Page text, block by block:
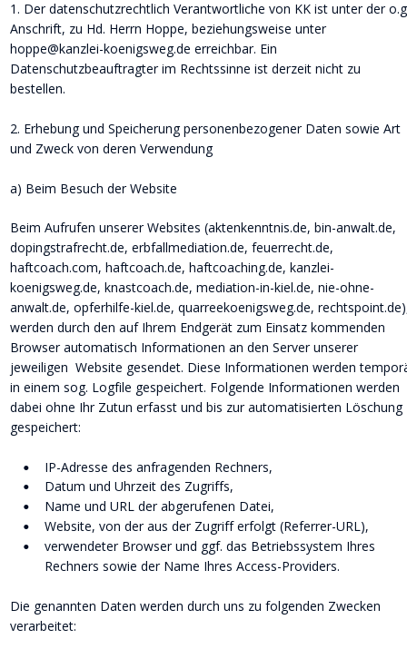
1. Der datenschutzrechtlich Verantwortliche von KK ist unter der
Anschrift, zu Hd. Herrn Hoppe, beziehungsweise unter
hoppe@kanzlei-koenigsweg.de erreichbar. Ein
Datenschutzbeauftragter im Rechtssinne ist derzeit nicht zu
bestellen.
2. Erhebung und Speicherung personenbezogener Daten sowie Art
und Zweck von deren Verwendung
a) Beim Besuch der Website
Beim Aufrufen unserer Websites (aktenkenntnis.de, bin-anwalt.de,
dopingstrafrecht.de, erbfallmediation.de, feuerrecht.de,
haftcoach.com, haftcoach.de, haftcoaching.de, kanzlei-
koenigsweg.de, knastcoach.de, mediation-in-kiel.de, nie-ohne-
anwalt.de, opferhilfe-kiel.de, quarreekoenigsweg.de,
werden durch den auf Ihrem Endgerät zum Einsatz kommenden
Browser automatisch Informationen an den Server unserer
jeweiligen  Website gesendet. Diese Informationen werden
in einem sog. Logfile gespeichert. Folgende Informationen werden
dabei ohne Ihr Zutun erfasst und bis zur automatisierten Löschung
gespeichert:
• IP-Adresse des anfragenden Rechners,
• Datum und Uhrzeit des Zugriffs,
• Name und URL der abgerufenen Datei,
• Website, von der aus der Zugriff erfolgt (Referrer-URL),
•
verwendeter Browser und ggf. das Betriebssystem Ihres
Rechners sowie der Name Ihres Access-Providers.
Die genannten Daten werden durch uns zu folgenden Zwecken
verarbeitet: